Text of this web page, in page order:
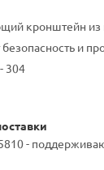
кронштейн из
и
304
-